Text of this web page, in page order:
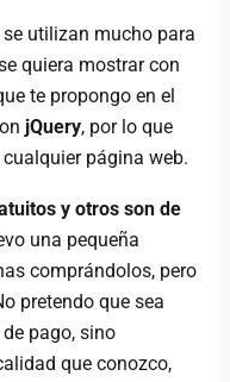
se utilizan mucho para
quiera mostrar con
te propongo en el
jQuery, por lo que
página web.
y otros son de
una pequeña
comprándolos, pero
pretendo que sea
pago, sino
que conozco,